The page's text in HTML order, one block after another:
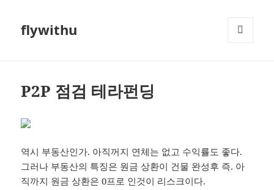
flywithu
P2P 점검 테라펀딩
역시 부동산인가. 아직꺼지 연체는 없고 수익률도 좋다.
그러나 부동산의 특징은 원금 상환이 건물 완성후 즉. 아
직까지 원금 상환은 0프로 인것이 리스크이다.